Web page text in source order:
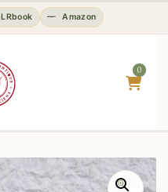
LRbook Amazon
0